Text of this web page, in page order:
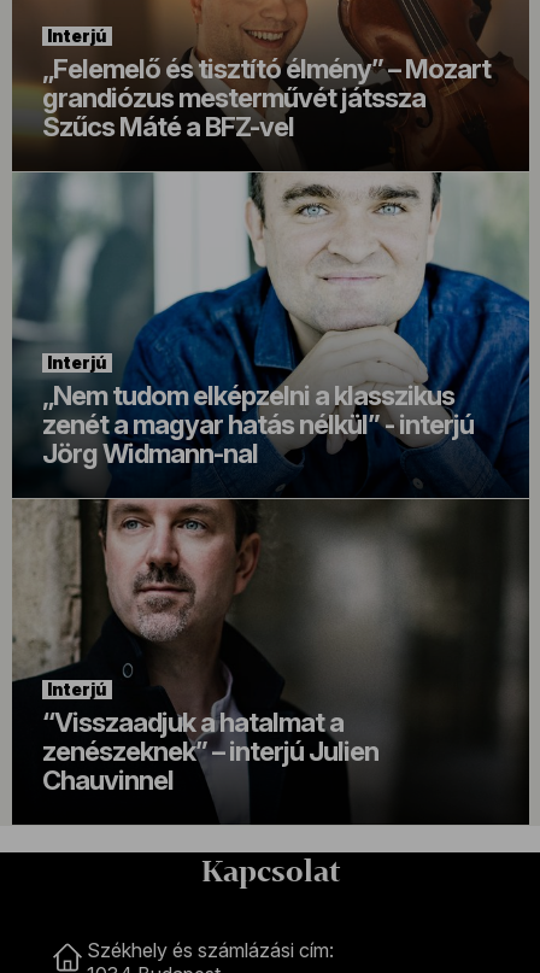
Interjú
„Felemelő és tisztító élmény” – Mozart
grandiózus mesterművét játssza
Szűcs Máté a BFZ-vel
Interjú
„Nem tudom elképzelni a klasszikus
zenét a magyar hatás nélkül” - interjú
Jörg Widmann-nal
Interjú
“Visszaadjuk a hatalmat a
zenészeknek” – interjú Julien
Chauvinnel
Kapcsolat
Székhely és számlázási cím: